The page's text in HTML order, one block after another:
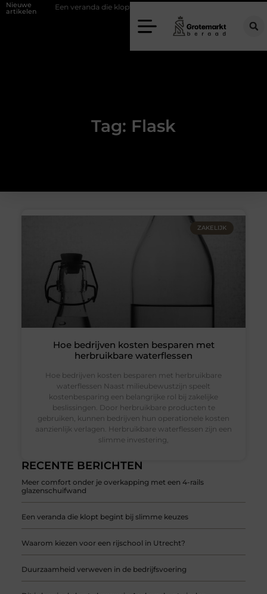
Nieuwe
artikelen Een veranda die klopt begint bij slimme keuzes
Tag: Flask
RECENTE BERICHTEN
Meer comfort onder je overkapping met een 4-rails
glazenschuifwand
Een veranda die klopt begint bij slimme keuzes
Waarom kiezen voor een rijschool in Utrecht?
Duurzaamheid verweven in de bedrijfsvoering
ZAKELIJK
Hoe bedrijven kosten besparen met
herbruikbare waterflessen
Hoe bedrijven kosten besparen met herbruikbare
waterflessen Naast milieubewustzijn speelt
kostenbesparing een belangrijke rol bij zakelijke
beslissingen. Door herbruikbare producten te
gebruiken, kunnen bedrijven hun operationele kosten
aanzienlijk verlagen. Herbruikbare waterflessen zijn een
slimme investering,